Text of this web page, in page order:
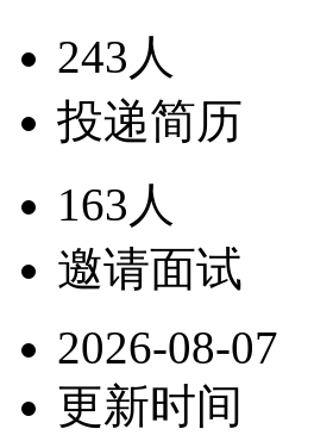
243人
投递简历
163人
邀请面试
2026-08-07
更新时间